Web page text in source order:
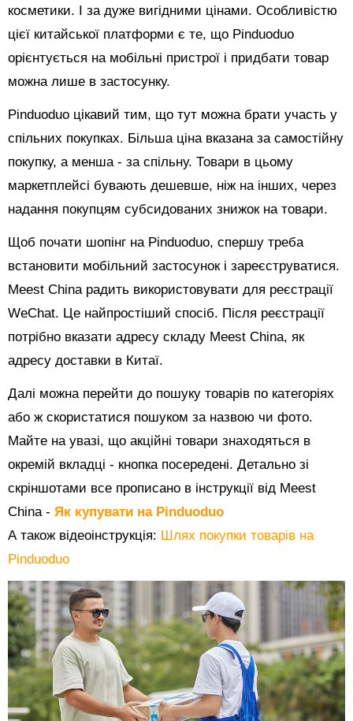
косметики. І за дуже вигідними цінами. Особливістю
цієї китайської платформи є те, що Pinduoduo
орієнтується на мобільні пристрої і придбати товар
можна лише в застосунку.
Pinduoduo цікавий тим, що тут можна брати участь у
спільних покупках. Більша ціна вказана за самостійну
покупку, а менша - за спільну. Товари в цьому
маркетплейсі бувають дешевше, ніж на інших, через
надання покупцям субсидованих знижок на товари.
Щоб почати шопінг на Pinduoduo, спершу треба
встановити мобільний застосунок і зареєструватися.
Meest China радить використовувати для реєстрації
WeChat. Це найпростіший спосіб. Після реєстрації
потрібно вказати адресу складу Meest China, як
адресу доставки в Китаї.
Далі можна перейти до пошуку товарів по категоріях
або ж скористатися пошуком за назвою чи фото.
Майте на увазі, що акційні товари знаходяться в
окремій вкладці - кнопка посередені. Детально зі
скріншотами все прописано в інструкції від Meest
China - Як купувати на Pinduoduo
А також відеоінструкція: Шлях покупки товарів на
Pinduoduo